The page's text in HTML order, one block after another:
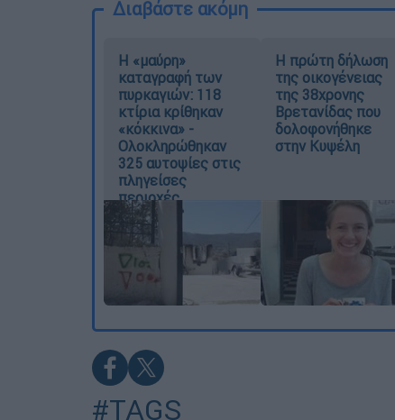
Διαβάστε ακόμη
Η «μαύρη»
καταγραφή των
πυρκαγιών: 118
κτίρια κρίθηκαν
«κόκκινα» -
Ολοκληρώθηκαν
325 αυτοψίες στις
πληγείσες
περιοχές
Η πρώτη δήλωση
της οικογένειας
της 38χρονης
Βρετανίδας που
δολοφονήθηκε
στην Κυψέλη
#TAGS